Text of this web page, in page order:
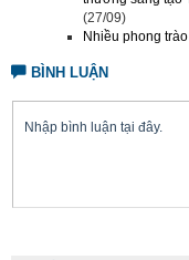
(27/09)
Nhiều phong
BÌNH LUẬN